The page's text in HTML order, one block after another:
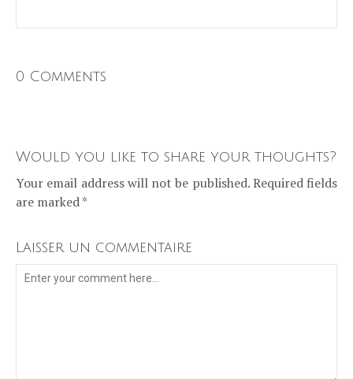
0 Comments
Would you like to share your thoughts?
Your email address will not be published. Required fields
are marked *
Laisser un commentaire